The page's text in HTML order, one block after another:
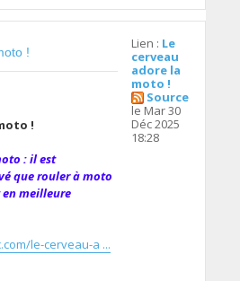
!
!
: il est
que rouler à moto
meilleure
le-cerveau-a ...
Lien : Le
cerveau
adore la
moto !
Source
le Mar 30
Déc 2025
18:28